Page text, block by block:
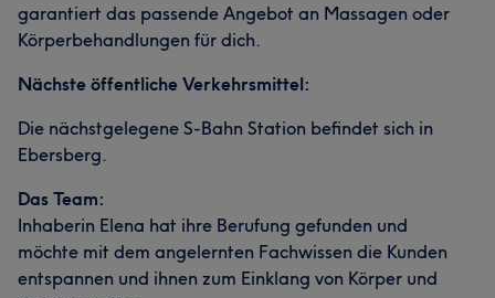
garantiert das passende Angebot an Massagen oder
Körperbehandlungen für dich.
Nächste öffentliche Verkehrsmittel:
Die nächstgelegene S-Bahn Station befindet sich in
Ebersberg.
Das Team:
Inhaberin Elena hat ihre Berufung gefunden und
möchte mit dem angelernten Fachwissen die Kunden
entspannen und ihnen zum Einklang von Körper und